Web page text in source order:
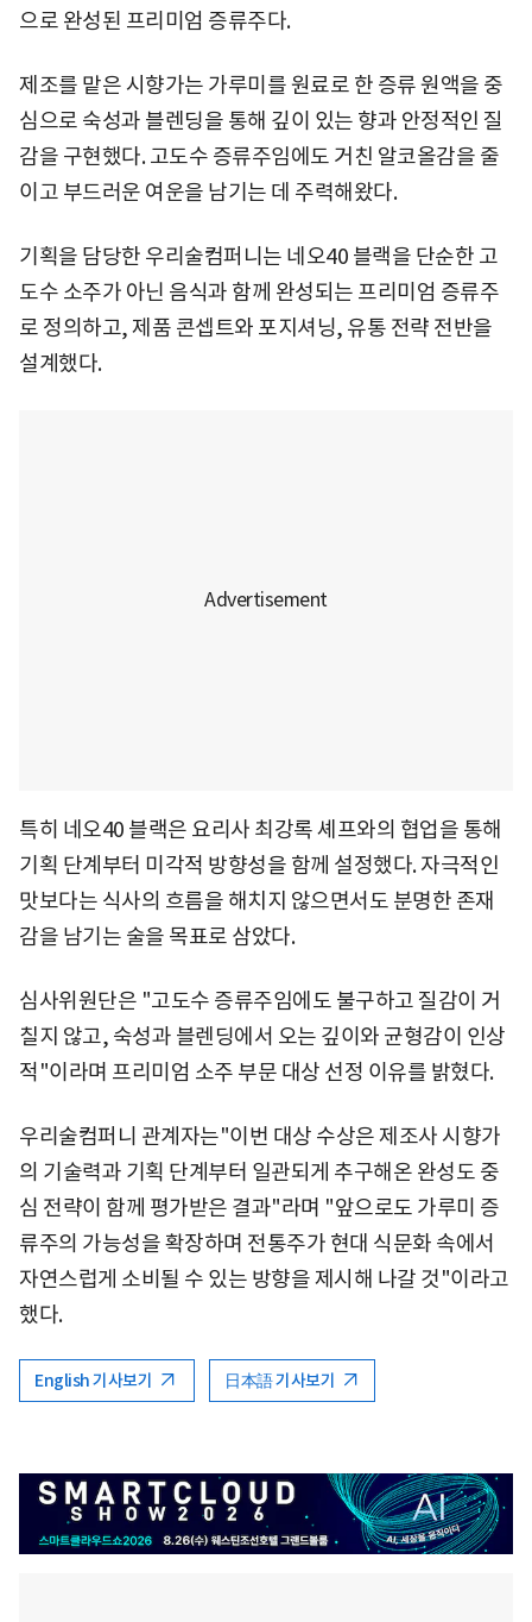
으로 완성된 프리미엄 증류주다.
제조를 맡은 시향가는 가루미를 원료로 한 증류 원액을 중
심으로 숙성과 블렌딩을 통해 깊이 있는 향과 안정적인 질
감을 구현했다. 고도수 증류주임에도 거친 알코올감을 줄
이고 부드러운 여운을 남기는 데 주력해왔다.
기획을 담당한 우리술컴퍼니는 네오40 블랙을 단순한 고
도수 소주가 아닌 음식과 함께 완성되는 프리미엄 증류주
로 정의하고, 제품 콘셉트와 포지셔닝, 유통 전략 전반을
설계했다.
특히 네오40 블랙은 요리사 최강록 셰프와의 협업을 통해
기획 단계부터 미각적 방향성을 함께 설정했다. 자극적인
맛보다는 식사의 흐름을 해치지 않으면서도 분명한 존재
감을 남기는 술을 목표로 삼았다.
심사위원단은 "고도수 증류주임에도 불구하고 질감이 거
칠지 않고, 숙성과 블렌딩에서 오는 깊이와 균형감이 인상
적"이라며 프리미엄 소주 부문 대상 선정 이유를 밝혔다.
우리술컴퍼니 관계자는"이번 대상 수상은 제조사 시향가
의 기술력과 기획 단계부터 일관되게 추구해온 완성도 중
심 전략이 함께 평가받은 결과"라며 "앞으로도 가루미 증
류주의 가능성을 확장하며 전통주가 현대 식문화 속에서
자연스럽게 소비될 수 있는 방향을 제시해 나갈 것"이라고
했다.
English 기사보기 日本語 기사보기